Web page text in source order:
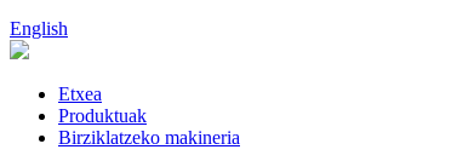
English
Etxea
Produktuak
Birziklatzeko makineria